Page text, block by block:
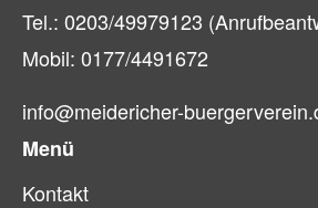
Tel.: 0203/49979123
Mobil: 0177/4491672
info@meidericher-
Menü
Kontakt